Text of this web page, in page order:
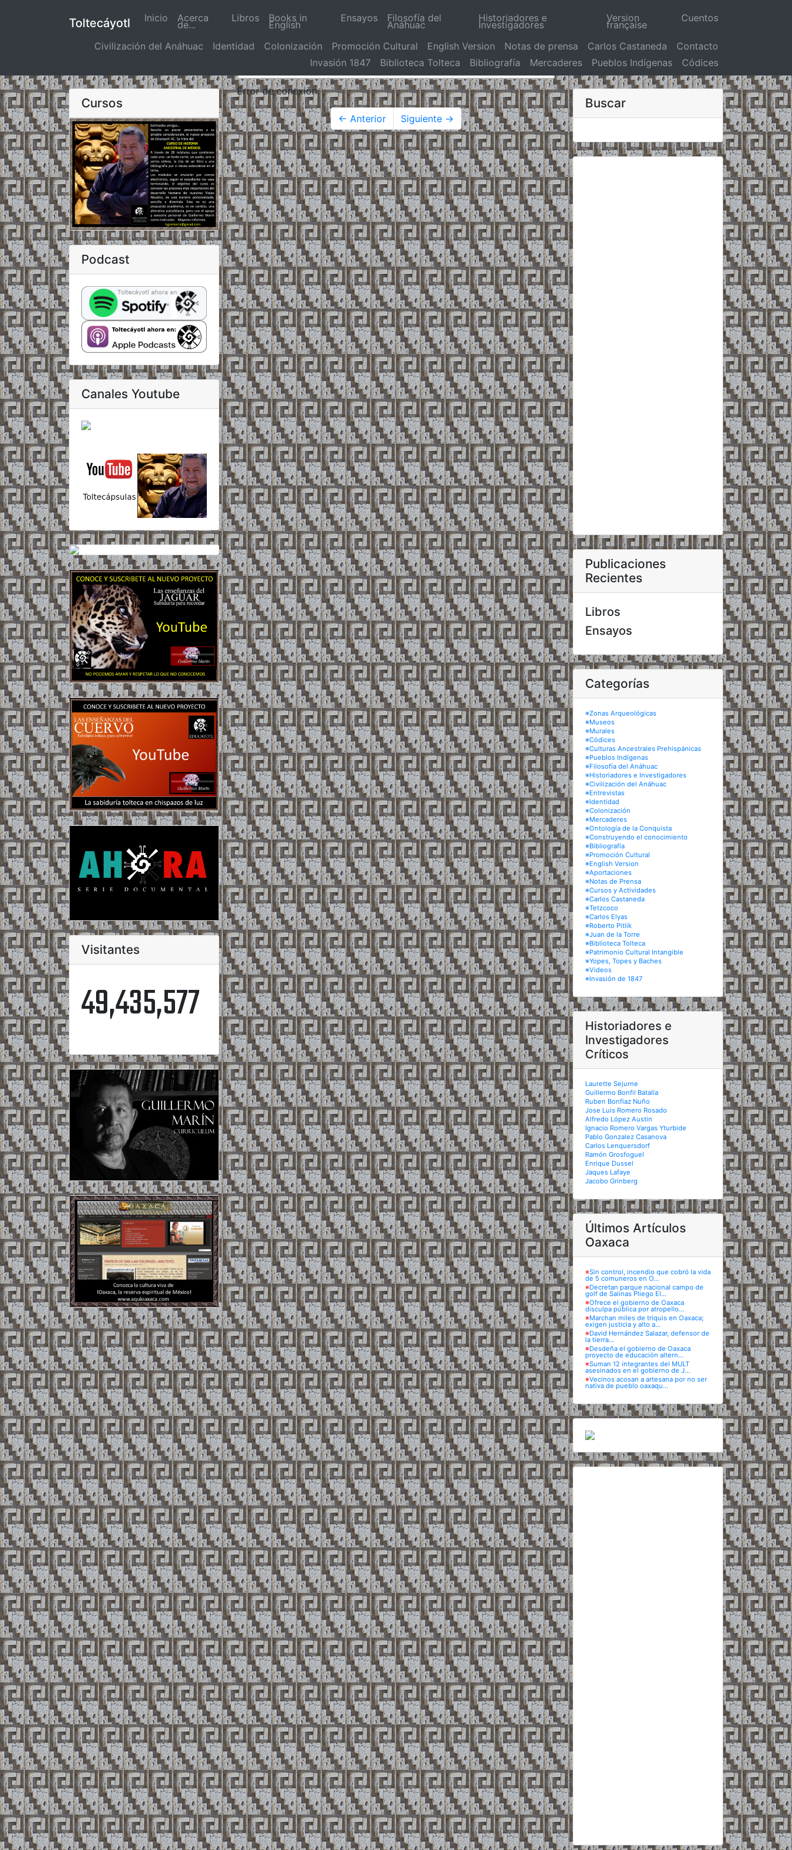
Toltecáyotl Inicio (actual)
Acerca
de...
Libros Books in
English
Ensayos Filosofía del
Anáhuac
Historiadores e
Investigadores
Version
française
Cuentos
Civilización del Anáhuac Identidad Colonización Promoción Cultural English Version Notas de prensa Carlos Castaneda
Contacto
Invasión 1847
Biblioteca Tolteca Bibliografía Mercaderes Pueblos Indígenas Códices
Cursos
Podcast
Canales Youtube
Visitantes
49,435,577
Error de conexión.
← Anterior Siguiente →
Buscar
Publicaciones
Recientes
Libros
Ensayos
Categorías
※Zonas Arqueológicas
※Museos
※Murales
※Códices
※Culturas Ancestrales Prehispánicas
※Pueblos Indígenas
※Filosofía del Anáhuac
※Historiadores e Investigadores
※Civilización del Anáhuac
※Entrevistas
※Identidad
※Colonización
※Mercaderes
※Ontología de la Conquista
※Construyendo el conocimiento
※Bibliografía
※Promoción Cultural
※English Version
※Aportaciones
※Notas de Prensa
※Cursos y Actividades
※Carlos Castaneda
※Tetzcoco
※Carlos Elyas
※Roberto Pitlik
※Juan de la Torre
※Biblioteca Tolteca
※Patrimonio Cultural Intangible
※Yopes, Topes y Baches
※Videos
※Invasión de 1847
Historiadores e
Investigadores
Críticos
Laurette Sejurne
Guillermo Bonfil Batalla
Ruben Bonfiaz Nuño
Jose Luis Romero Rosado
Alfredo López Austin
Ignacio Romero Vargas Yturbide
Pablo Gonzalez Casanova
Carlos Lenquersdorf
Ramón Grosfoguel
Enrique Dussel
Jaques Lafaye
Jacobo Grinberg
Últimos Artículos
Oaxaca
※Sin control, incendio que cobró la vida
de 5 comuneros en O...
※Decretan parque nacional campo de
golf de Salinas Pliego El...
※Ofrece el gobierno de Oaxaca
disculpa pública por atropello...
※Marchan miles de triquis en Oaxaca;
exigen justicia y alto a...
※David Hernández Salazar, defensor de
la tierra...
※Desdeña el gobierno de Oaxaca
proyecto de educación altern...
※Suman 12 integrantes del MULT
asesinados en el gobierno de J...
※Vecinos acosan a artesana por no ser
nativa de pueblo oaxaqu...